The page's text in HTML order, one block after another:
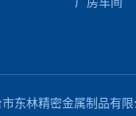
东林精密金属制品有